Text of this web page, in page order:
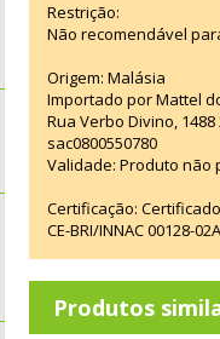
Restrição:
Não recomendável
Origem: Malásia
Importado por Mattel
Rua Verbo Divino,
sac0800550780
Validade: Produto não
Certificação:
CE-BRI/INNAC 00128-
Produtos